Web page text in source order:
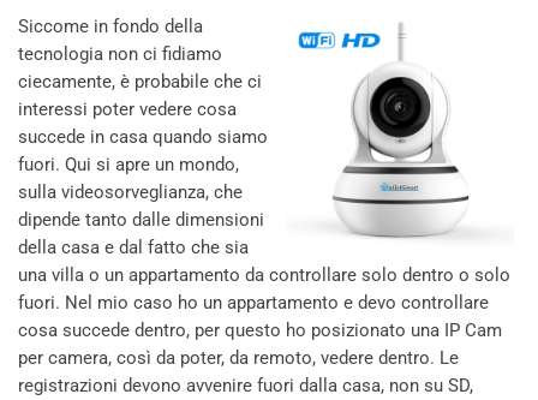
Siccome in fondo della
tecnologia non ci fidiamo
ciecamente, è probabile che ci
interessi poter vedere cosa
succede in casa quando siamo
fuori. Qui si apre un mondo,
sulla videosorveglianza, che
dipende tanto dalle dimensioni
della casa e dal fatto che sia
una villa o un appartamento da controllare solo dentro o solo
fuori. Nel mio caso ho un appartamento e devo controllare
cosa succede dentro, per questo ho posizionato una IP Cam
per camera, così da poter, da remoto, vedere dentro. Le
registrazioni devono avvenire fuori dalla casa, non su SD,